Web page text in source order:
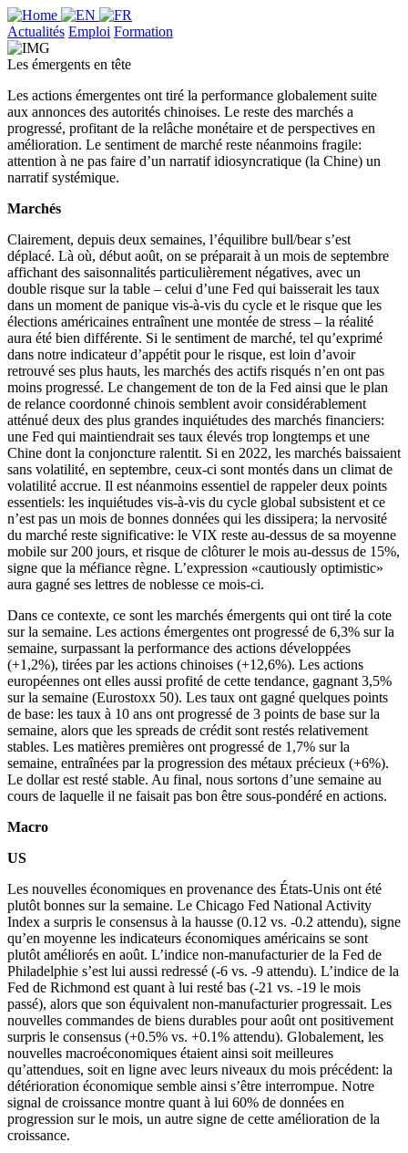
Actualités Emploi Formation
Les émergents en tête
Les actions émergentes ont tiré la performance globalement suite
aux annonces des autorités chinoises. Le reste des marchés a
progressé, profitant de la relâche monétaire et de perspectives en
amélioration. Le sentiment de marché reste néanmoins fragile:
attention à ne pas faire d’un narratif idiosyncratique (la Chine) un
narratif systémique.
Marchés
Clairement, depuis deux semaines, l’équilibre bull/bear s’est
déplacé. Là où, début août, on se préparait à un mois de septembre
affichant des saisonnalités particulièrement négatives, avec un
double risque sur la table – celui d’une Fed qui baisserait les taux
dans un moment de panique vis-à-vis du cycle et le risque que les
élections américaines entraînent une montée de stress – la réalité
aura été bien différente. Si le sentiment de marché, tel qu’exprimé
dans notre indicateur d’appétit pour le risque, est loin d’avoir
retrouvé ses plus hauts, les marchés des actifs risqués n’en ont pas
moins progressé. Le changement de ton de la Fed ainsi que le plan
de relance coordonné chinois semblent avoir considérablement
atténué deux des plus grandes inquiétudes des marchés financiers:
une Fed qui maintiendrait ses taux élevés trop longtemps et une
Chine dont la conjoncture ralentit. Si en 2022, les marchés baissaient
sans volatilité, en septembre, ceux-ci sont montés dans un climat de
volatilité accrue. Il est néanmoins essentiel de rappeler deux points
essentiels: les inquiétudes vis-à-vis du cycle global subsistent et ce
n’est pas un mois de bonnes données qui les dissipera; la nervosité
du marché reste significative: le VIX reste au-dessus de sa moyenne
mobile sur 200 jours, et risque de clôturer le mois au-dessus de 15%,
signe que la méfiance règne. L’expression «cautiously optimistic»
aura gagné ses lettres de noblesse ce mois-ci.
Dans ce contexte, ce sont les marchés émergents qui ont tiré la cote
sur la semaine. Les actions émergentes ont progressé de 6,3% sur la
semaine, surpassant la performance des actions développées
(+1,2%), tirées par les actions chinoises (+12,6%). Les actions
européennes ont elles aussi profité de cette tendance, gagnant 3,5%
sur la semaine (Eurostoxx 50). Les taux ont gagné quelques points
de base: les taux à 10 ans ont progressé de 3 points de base sur la
semaine, alors que les spreads de crédit sont restés relativement
stables. Les matières premières ont progressé de 1,7% sur la
semaine, entraînées par la progression des métaux précieux (+6%).
Le dollar est resté stable. Au final, nous sortons d’une semaine au
cours de laquelle il ne faisait pas bon être sous-pondéré en actions.
Macro
US
Les nouvelles économiques en provenance des États-Unis ont été
plutôt bonnes sur la semaine. Le Chicago Fed National Activity
Index a surpris le consensus à la hausse (0.12 vs. -0.2 attendu), signe
qu’en moyenne les indicateurs économiques américains se sont
plutôt améliorés en août. L’indice non-manufacturier de la Fed de
Philadelphie s’est lui aussi redressé (-6 vs. -9 attendu). L’indice de la
Fed de Richmond est quant à lui resté bas (-21 vs. -19 le mois
passé), alors que son équivalent non-manufacturier progressait. Les
nouvelles commandes de biens durables pour août ont positivement
surpris le consensus (+0.5% vs. +0.1% attendu). Globalement, les
nouvelles macroéconomiques étaient ainsi soit meilleures
qu’attendues, soit en ligne avec leurs niveaux du mois précédent: la
détérioration économique semble ainsi s’être interrompue. Notre
signal de croissance montre quant à lui 60% de données en
progression sur le mois, un autre signe de cette amélioration de la
croissance.